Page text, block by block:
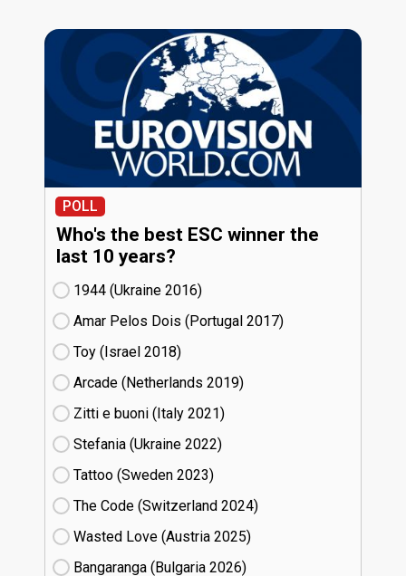
POLL
Who's the best ESC winner the
last 10 years?
1944 (Ukraine
16)
Amar Pelos Dois (Portugal
17)
Toy (Israel
18)
Arcade (Netherlands
19)
Zitti e buoni​ (Italy
21)
Stefania (Ukraine
22)
Tattoo (Sweden
23)
The Code (Switzerland
24)
Wasted Love (Austria
25)
Bangaranga (Bulgaria
26)